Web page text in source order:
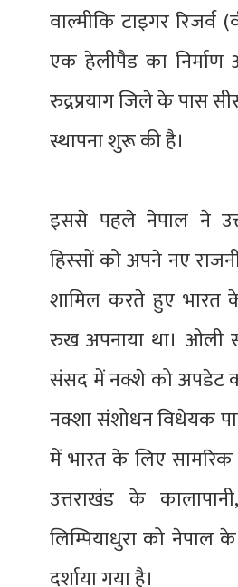
वाल्मीकि टाइगर
एक हेलीपैड का
रुद्रप्रयाग जिले के पास
स्थापना शुरू की है।
इससे पहले नेपाल ने
हिस्सों को अपने नए
शामिल करते हुए भारत
रुख अपनाया था। ओली
संसद में नक्शे को अपडेट
नक्शा संशोधन विधेयक
में भारत के लिए
उत्तराखंड के
लिम्पियाधुरा को
दर्शाया गया है।